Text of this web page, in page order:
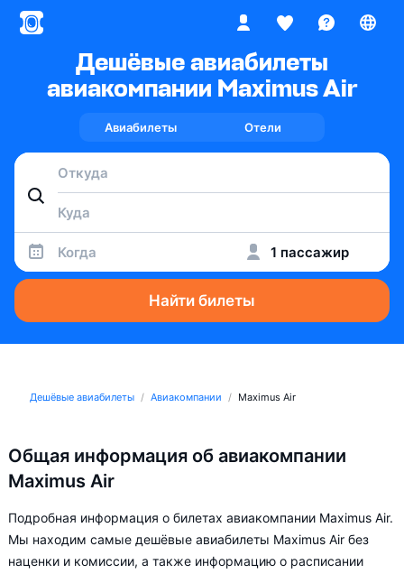
Дешёвые авиабилеты
авиакомпании Maximus Air
Авиабилеты Отели
Когда 1 пассажир
Найти билеты
Дешёвые авиабилеты Авиакомпании Maximus Air
Общая информация об авиакомпании
Maximus Air
Подробная информация о билетах авиакомпании Maximus Air.
Мы находим самые дешёвые авиабилеты Maximus Air без
наценки и комиссии, а также информацию о расписании